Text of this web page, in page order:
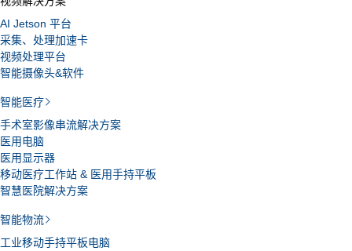
AI Jetson 平台
采集、处理加速卡
视频处理平台
智能摄像头&软件
智能医疗
手术室影像串流解决方案
医用电脑
医用显示器
移动医疗工作站 & 医用手持平板
智慧医院解决方案
智能物流
工业移动手持平板电脑